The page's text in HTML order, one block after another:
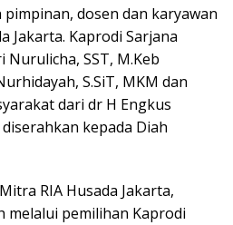
dosen dan karyawan
Jakarta. Kaprodi Sarjana
SST, M.Keb
S.SiT, MKM dan
dari dr H Engkus
kepada Diah
RIA Husada Jakarta,
melalui pemilihan Kaprodi